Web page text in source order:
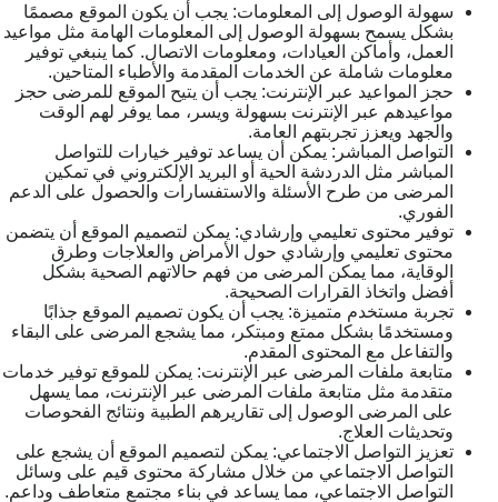
سهولة الوصول إلى المعلومات: يجب أن يكون الموقع مصممًا
بشكل يسمح بسهولة الوصول إلى المعلومات الهامة مثل مواعيد
العمل، وأماكن العيادات، ومعلومات الاتصال. كما ينبغي توفير
معلومات شاملة عن الخدمات المقدمة والأطباء المتاحين.
حجز المواعيد عبر الإنترنت: يجب أن يتيح الموقع للمرضى حجز
مواعيدهم عبر الإنترنت بسهولة ويسر، مما يوفر لهم الوقت
والجهد ويعزز تجربتهم العامة.
التواصل المباشر: يمكن أن يساعد توفير خيارات للتواصل
المباشر مثل الدردشة الحية أو البريد الإلكتروني في تمكين
المرضى من طرح الأسئلة والاستفسارات والحصول على الدعم
الفوري.
توفير محتوى تعليمي وإرشادي: يمكن لتصميم الموقع أن يتضمن
محتوى تعليمي وإرشادي حول الأمراض والعلاجات وطرق
الوقاية، مما يمكن المرضى من فهم حالاتهم الصحية بشكل
أفضل واتخاذ القرارات الصحيحة.
تجربة مستخدم متميزة: يجب أن يكون تصميم الموقع جذابًا
ومستخدمًا بشكل ممتع ومبتكر، مما يشجع المرضى على البقاء
والتفاعل مع المحتوى المقدم.
متابعة ملفات المرضى عبر الإنترنت: يمكن للموقع توفير خدمات
متقدمة مثل متابعة ملفات المرضى عبر الإنترنت، مما يسهل
على المرضى الوصول إلى تقاريرهم الطبية ونتائج الفحوصات
وتحديثات العلاج.
تعزيز التواصل الاجتماعي: يمكن لتصميم الموقع أن يشجع على
التواصل الاجتماعي من خلال مشاركة محتوى قيم على وسائل
التواصل الاجتماعي، مما يساعد في بناء مجتمع متعاطف وداعم.